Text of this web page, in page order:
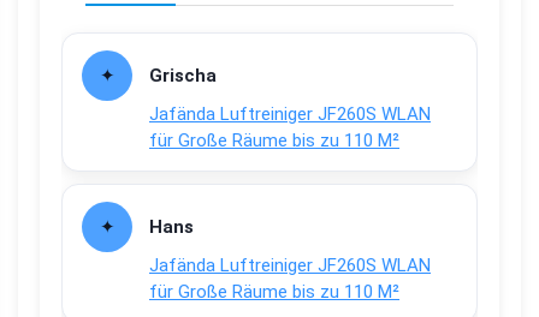
Grischa
Jafända Luftreiniger JF260S WLAN
für Große Räume bis zu 110 M²
Hans
Jafända Luftreiniger JF260S WLAN
für Große Räume bis zu 110 M²